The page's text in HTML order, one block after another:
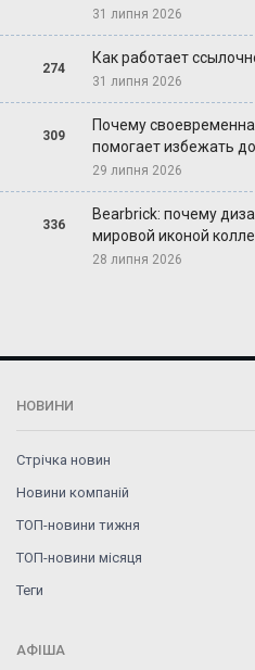
31 липня 2026
274
Как работает
31 липня 2026
309
Почему
помогает избежать
29 липня 2026
336
Bearbrick: почему
мировой иконой
28 липня 2026
НОВИНИ
Стрічка новин
Новини компаній
ТОП-новини тижня
ТОП-новини місяця
Теги
АФІША